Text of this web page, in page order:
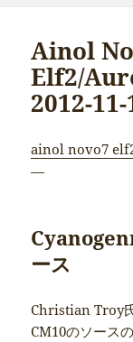
Ainol
Elf2/
2012-
ainol novo7
—
ース
Christian Troy
CM10のソース